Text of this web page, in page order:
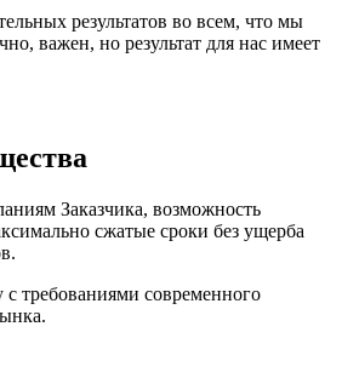
результатов во всем, что мы
важен, но результат для нас имеет
Заказчика, возможность
сжатые сроки без ущерба
требованиями современного